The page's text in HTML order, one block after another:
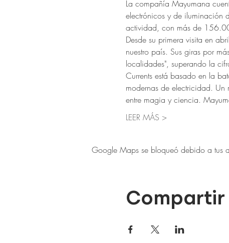
La compañía Mayumana
electrónicos y de iluminación
actividad, con más de
Desde su primera visita en
nuestro país. Sus giras por
localidades", superando la
Currents está basado en la
modernas de electricidad.
entre magia y ciencia.
LEER MÁS >
Google Maps se bloqueó debido a tus